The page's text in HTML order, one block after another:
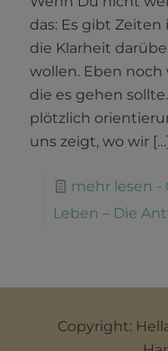
das: Es gibt
die Klarheit
wollen. Eben
die es gehen
plötzlich
uns zeigt, wo wir […]
mehr lesen -
Leben – Die
Copyright: